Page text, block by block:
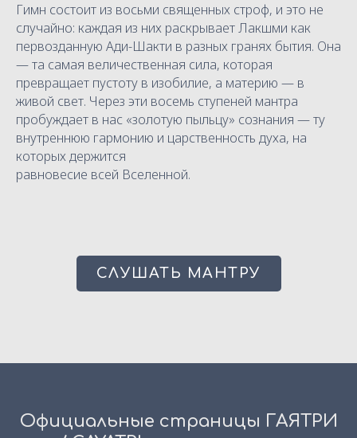
Гимн состоит из восьми священных строф, и это не
случайно: каждая из них раскрывает Лакшми как
первозданную Ади-Шакти в разных гранях бытия. Она
— та самая величественная сила, которая
превращает пустоту в изобилие, а материю — в
живой свет. Через эти восемь ступеней мантра
пробуждает в нас «золотую пыльцу» сознания — ту
внутреннюю гармонию и царственность духа, на
которых держится
равновесие всей Вселенной.
СЛУШАТЬ МАНТРУ
Официальные страницы ГАЯТРИ